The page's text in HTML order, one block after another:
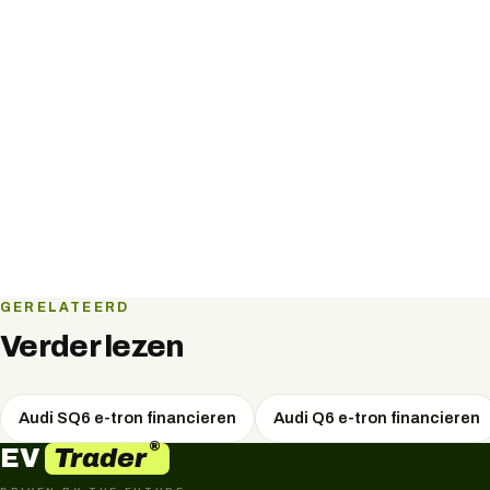
GERELATEERD
Verder lezen
Audi SQ6 e-tron financieren Audi Q6 e-tron financieren
EV Trader®